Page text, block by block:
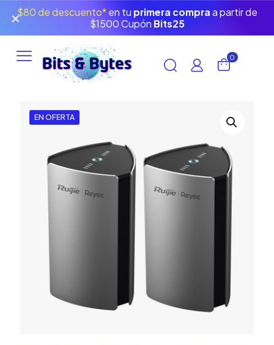
$80 de descuento*en tu primera compra a partir de
$1500 Cupón Bits25
✕
0
EN OFERTA